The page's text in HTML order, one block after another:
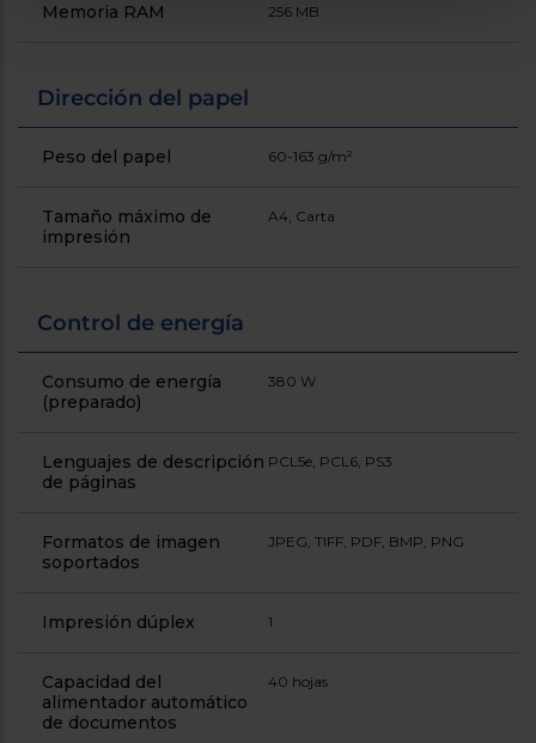
Memoria RAM 256 MB
Dirección del papel
Peso del papel 60-163 g/m²
Tamaño máximo de
impresión
A4, Carta
Control de energía
Consumo de energía
(preparado)
380 W
Lenguajes de descripción
de páginas
PCL5e, PCL6, PS3
Formatos de imagen
soportados
JPEG, TIFF, PDF, BMP, PNG
Impresión dúplex 1
Capacidad del
alimentador automático
de documentos
40 hojas